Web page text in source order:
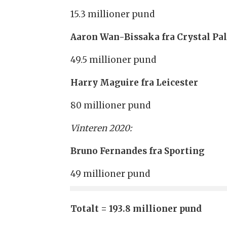
15.3 millioner pund
Aaron Wan-Bissaka fra Crystal
49.5 millioner pund
Harry Maguire fra Leicester
80 millioner pund
Vinteren 2020:
Bruno Fernandes fra Sporting
49 millioner pund
Totalt = 193.8 millioner pund